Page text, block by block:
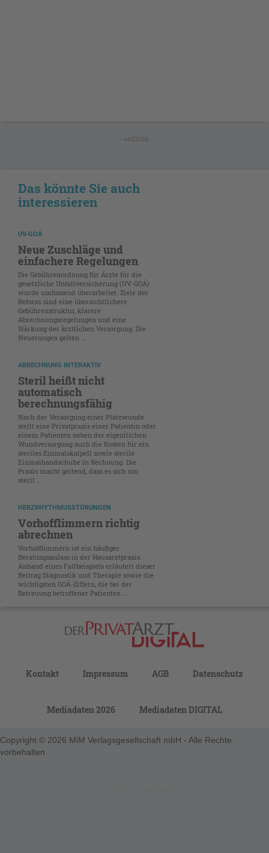
- ANZEIGE -
Das könnte Sie auch
interessieren
UV-GOÄ
Neue Zuschläge und
einfachere Regelungen
Die Gebührenordnung für Ärzte für die
gesetzliche Unfallversicherung (UV-GOÄ)
wurde umfassend überarbeitet. Ziele der
Reform sind eine übersichtlichere
Gebührenstruktur, klarere
Abrechnungsregelungen und eine
Stärkung der ärztlichen Versorgung. Die
Neuerungen gelten ...
ABRECHNUNG INTERAKTIV
Steril heißt nicht
automatisch
berechnungsfähig
Nach der Versorgung einer Platzwunde
stellt eine Privatpraxis einer Patientin oder
einem Patienten neben der eigentlichen
Wundversorgung auch die Kosten für ein
steriles Einmalskalpell sowie sterile
Einmalhandschuhe in Rechnung. Die
Praxis macht geltend, dass es sich um
steril ...
HERZRHYTHMUSSTÖRUNGEN
Vorhofflimmern richtig
abrechnen
Vorhofflimmern ist ein häufiger
Beratungsanlass in der Hausarztpraxis.
Anhand eines Fallbeispiels erläutert dieser
Beitrag Diagnostik und Therapie sowie die
wichtigsten GOÄ-Ziffern, die bei der
Betreuung betroffener Patienten ...
Kontakt Impressum AGB Datenschutz
Mediadaten 2026 Mediadaten DIGITAL
Copyright © 2026 MiM Verlagsgesellschaft mbH - Alle Rechte
vorbehalten